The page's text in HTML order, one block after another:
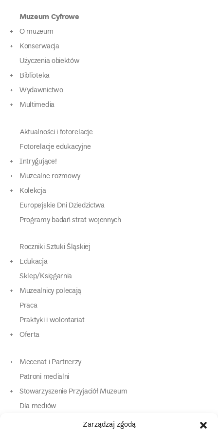
Zarządzaj zgodą
Muzeum Cyfrowe
O muzeum
Konserwacja
Użyczenia obiektów
Biblioteka
Wydawnictwo
Multimedia
Aktualności i fotorelacje
Fotorelacje edukacyjne
Intrygujące!
Muzealne rozmowy
Kolekcja
Europejskie Dni Dziedzictwa
Programy badań strat wojennych
Roczniki Sztuki Śląskiej
Edukacja
Sklep/Księgarnia
Muzealnicy polecają
Praca
Praktyki i wolontariat
Oferta
Mecenat i Partnerzy
Patroni medialni
Stowarzyszenie Przyjaciół Muzeum
Dla mediów
Dla osób o specjalnych potrzebach